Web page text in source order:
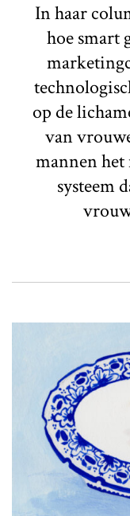
In haar
hoe smart
op de
van
mannen het
systeem